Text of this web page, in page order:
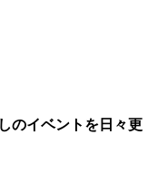
のイベントを日々更